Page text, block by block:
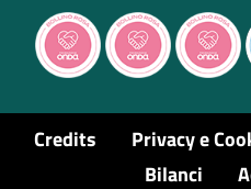
Credits Privacy e
Bilanci